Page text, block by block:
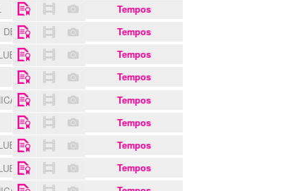
Tempos
DE QUEIJAS Tempos
Tempos
Tempos
DE APOIO SOCIAL E RECREIO ARTISTÍCO DA AMADORA
Tempos
Tempos
Tempos
Tempos